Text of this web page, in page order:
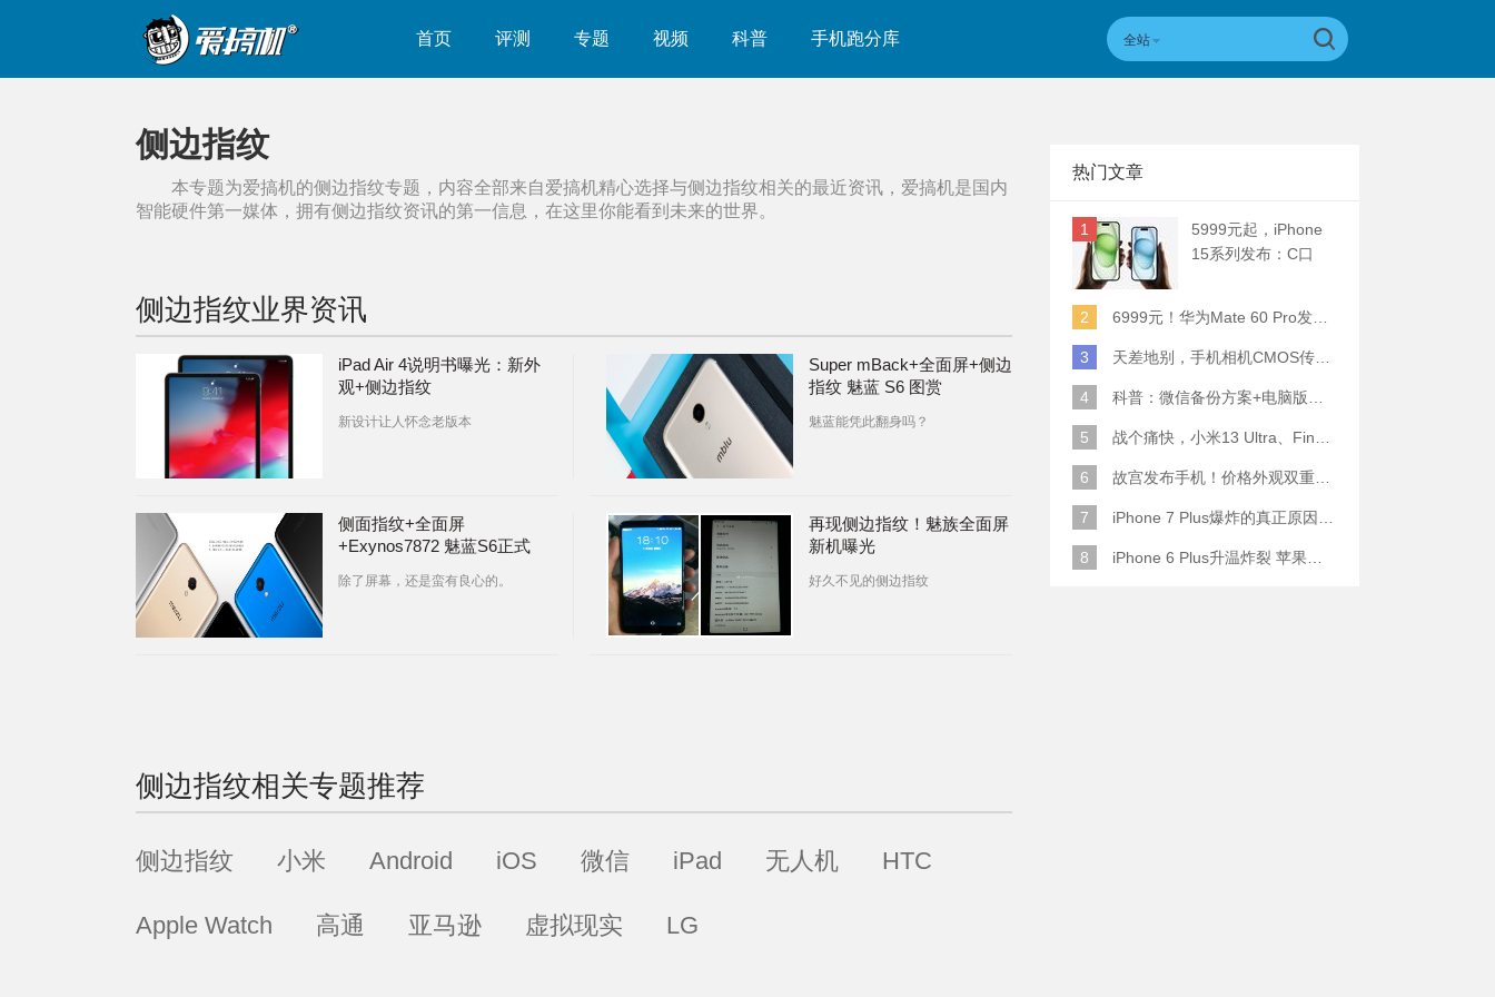
首页 评测 专题 视频 科普 手机跑分库 全站
侧边指纹
本专题为爱搞机的侧边指纹专题，内容全部来自爱搞机精心选择与侧边指纹相关的最近资讯，爱搞机是国内
智能硬件第一媒体，拥有侧边指纹资讯的第一信息，在这里你能看到未来的世界。
侧边指纹业界资讯
iPad Air 4说明书曝光：新外
观+侧边指纹
新设计让人怀念老版本
Super mBack+全面屏+侧边
指纹 魅蓝 S6 图赏
魅蓝能凭此翻身吗？
侧面指纹+全面屏
+Exynos7872 魅蓝S6正式
除了屏幕，还是蛮有良心的。
再现侧边指纹！魅族全面屏
新机曝光
好久不见的侧边指纹
侧边指纹相关专题推荐
侧边指纹 小米 Android iOS 微信 iPad 无人机 HTC
Apple Watch 高通 亚马逊 虚拟现实 LG
热门文章
1
5999元起，iPhone
15系列发布：C口
2
6999元！华为Mate 60 Pro发布：麒麟9000S+卫星通话 (附初步跑分)
3 天差地别，手机相机CMOS传感器实际面积对比
4 科普：微信备份方案+电脑版丢失数据恢复指南
5 战个痛快，小米13 Ultra、Find X6 Pro、vivo X90 Pro+、小米12SU拍照横评
6 故宫发布手机！价格外观双重逆天！
7 iPhone 7 Plus爆炸的真正原因原来是这样
8 iPhone 6 Plus升温炸裂 苹果赔了一部全新的